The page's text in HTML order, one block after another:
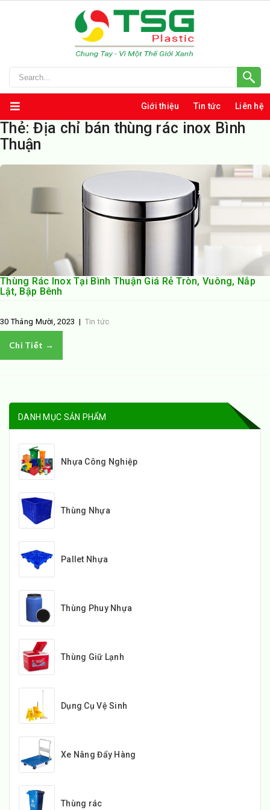
Giới thiệu Tin tức Liên hệ
Thẻ:Địa chỉ bán thùng rác inox Bình
Thuận
Thùng Rác Inox Tại Bình Thuận Giá Rẻ Tròn, Vuông, Nắp
Lật, Bập Bênh
30 Tháng Mười, 2023 | Tin tức
Chi Tiết →
DANH MỤC SẢN PHẨM
Nhựa Công Nghiệp
Thùng Nhựa
Pallet Nhựa
Thùng Phuy Nhựa
Thùng Giữ Lạnh
Dụng Cụ Vệ Sinh
Xe Nâng Đẩy Hàng
Thùng rác